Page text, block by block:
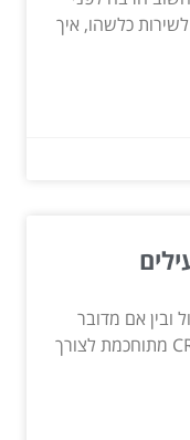
כלשהו, איך
ובין אם מדובר
בעסק קטן, חייב להיעזר במערכת CRM מתוחכמת לצורך